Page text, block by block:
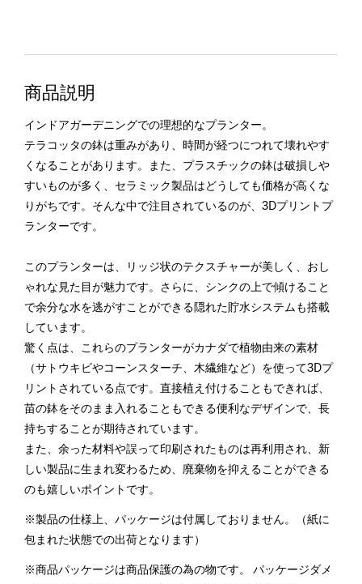
商品説明
インドアガーデニングでの理想的なプランター。
テラコッタの鉢は重みがあり、時間が経つにつれて壊れやす
くなることがあります。また、プラスチックの鉢は破損しや
すいものが多く、セラミック製品はどうしても価格が高くな
りがちです。そんな中で注目されているのが、3Dプリントプ
ランターです。
このプランターは、リッジ状のテクスチャーが美しく、おし
ゃれな見た目が魅力です。さらに、シンクの上で傾けること
で余分な水を逃がすことができる隠れた貯水システムも搭載
しています。
驚く点は、これらのプランターがカナダで植物由来の素材
（サトウキビやコーンスターチ、木繊維など）を使って3Dプ
リントされている点です。直接植え付けることもできれば、
苗の鉢をそのまま入れることもできる便利なデザインで、長
持ちすることが期待されています。
また、余った材料や誤って印刷されたものは再利用され、新
しい製品に生まれ変わるため、廃棄物を抑えることができる
のも嬉しいポイントです。
※製品の仕様上、パッケージは付属しておりません。（紙に
包まれた状態での出荷となります）
※商品パッケージは商品保護の為の物です。 パッケージダメ